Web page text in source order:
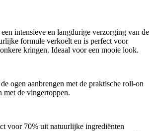
intensieve en langdurige verzorging van de
formule verkoelt en is perfect voor
kringen. Ideaal voor een mooie look.
ogen aanbrengen met de praktische roll-on
met de vingertoppen.
voor 70% uit natuurlijke ingrediënten